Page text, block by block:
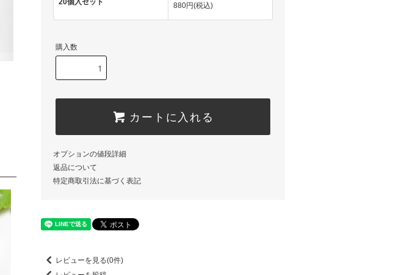
20個入セット 880円(税込)
購入数
カートに入れる
オプションの値段詳細
返品について
特定商取引法に基づく表記
レビューを見る(0件)